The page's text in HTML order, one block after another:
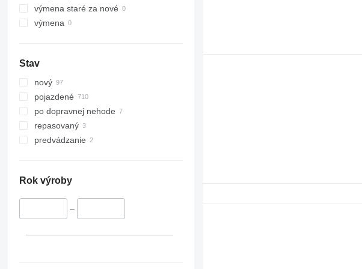
výmena staré za nové
výmena
Stav
nový
pojazdené
po dopravnej nehode
repasovaný
predvádzanie
Rok výroby
–